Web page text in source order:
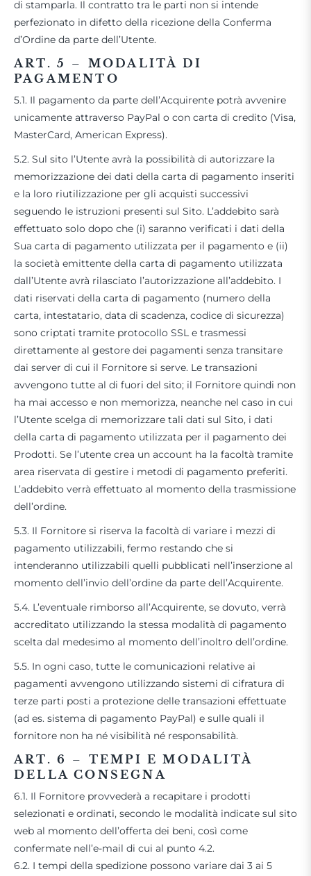
di stamparla. Il contratto tra le parti non si intende
perfezionato in difetto della ricezione della Conferma
d’Ordine da parte dell’Utente.
ART. 5 –
MODALITÀ DI
PAGAMENTO
5.1. Il pagamento da parte dell’Acquirente potrà avvenire
unicamente attraverso PayPal o con carta di credito (Visa,
MasterCard, American Express).
5.2. Sul sito l’Utente avrà la possibilità di autorizzare la
memorizzazione dei dati della carta di pagamento inseriti
e la loro riutilizzazione per gli acquisti successivi
seguendo le istruzioni presenti sul Sito. L’addebito sarà
effettuato solo dopo che (i) saranno verificati i dati della
Sua carta di pagamento utilizzata per il pagamento e (ii)
la società emittente della carta di pagamento utilizzata
dall’Utente avrà rilasciato l’autorizzazione all’addebito. I
dati riservati della carta di pagamento (numero della
carta, intestatario, data di scadenza, codice di sicurezza)
sono criptati tramite protocollo SSL e trasmessi
direttamente al gestore dei pagamenti senza transitare
dai server di cui il Fornitore si serve. Le transazioni
avvengono tutte al di fuori del sito; il Fornitore quindi non
ha mai accesso e non memorizza, neanche nel caso in cui
l’Utente scelga di memorizzare tali dati sul Sito, i dati
della carta di pagamento utilizzata per il pagamento dei
Prodotti. Se l’utente crea un account ha la facoltà tramite
area riservata di gestire i metodi di pagamento preferiti.
L’addebito verrà effettuato al momento della trasmissione
dell’ordine.
5.3. Il Fornitore si riserva la facoltà di variare i mezzi di
pagamento utilizzabili, fermo restando che si
intenderanno utilizzabili quelli pubblicati nell’inserzione al
momento dell’invio dell’ordine da parte dell’Acquirente.
5.4. L’eventuale rimborso all’Acquirente, se dovuto, verrà
accreditato utilizzando la stessa modalità di pagamento
scelta dal medesimo al momento dell’inoltro dell’ordine.
5.5. In ogni caso, tutte le comunicazioni relative ai
pagamenti avvengono utilizzando sistemi di cifratura di
terze parti posti a protezione delle transazioni effettuate
(ad es. sistema di pagamento PayPal) e sulle quali il
fornitore non ha né visibilità né responsabilità.
ART. 6 –
TEMPI E MODALITÀ
DELLA CONSEGNA
6.1. Il Fornitore provvederà a recapitare i prodotti
selezionati e ordinati, secondo le modalità indicate sul sito
web al momento dell’offerta dei beni, così come
confermate nell’e-mail di cui al punto 4.2.
6.2. I tempi della spedizione possono variare dai 3 ai 5